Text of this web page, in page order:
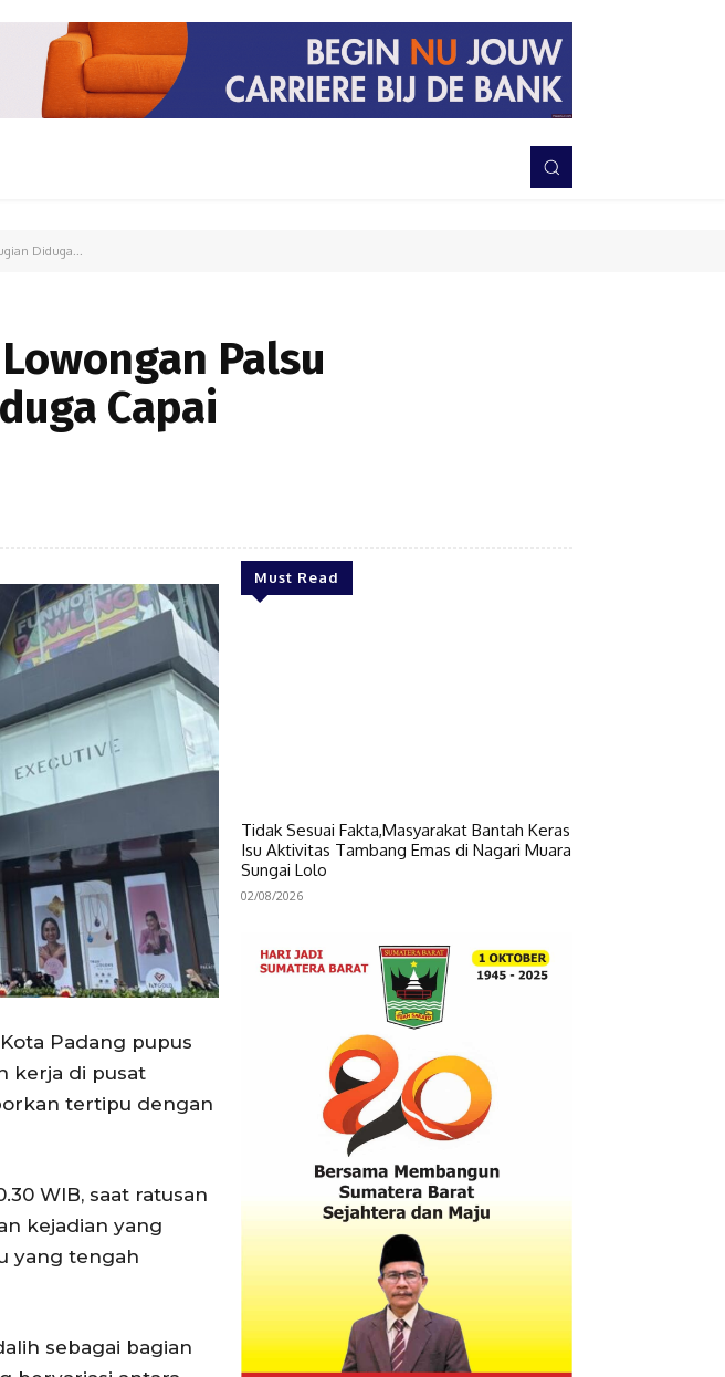
TNI-POLRI
Diduga...
Palsu
Capai
Padang pupus
kerja di pusat
tertipu dengan
WIB, saat ratusan
kejadian yang
yang tengah
sebagai bagian
Must Read
Tidak Sesuai Fakta,Masyarakat Bantah Keras
Isu Aktivitas Tambang Emas di Nagari Muara
Sungai Lolo
02/08/2026